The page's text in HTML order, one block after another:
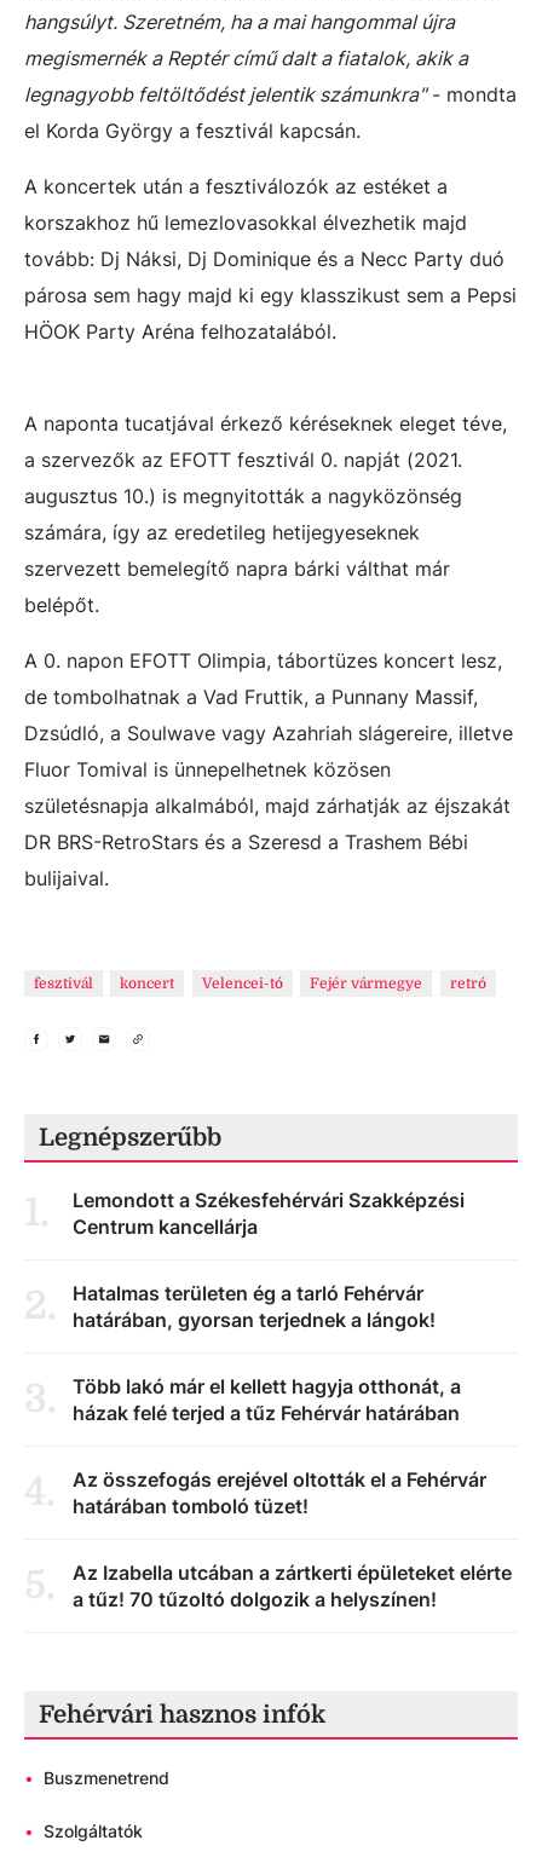
hangsúlyt. Szeretném, ha a mai hangommal újra
megismernék a Reptér című dalt a fiatalok, akik a
legnagyobb feltöltődést jelentik számunkra"- mondta
el Korda György a fesztivál kapcsán.
A koncertek után a fesztiválozók az estéket a
korszakhoz hű lemezlovasokkal élvezhetik majd
tovább: Dj Náksi, Dj Dominique és a Necc Party duó
párosa sem hagy majd ki egy klasszikust sem a Pepsi
HÖOK Party Aréna felhozatalából.
A naponta tucatjával érkező kéréseknek eleget téve,
a szervezők az EFOTT fesztivál 0. napját (2021.
augusztus 10.) is megnyitották a nagyközönség
számára, így az eredetileg hetijegyeseknek
szervezett bemelegítő napra bárki válthat már
belépőt.
A 0. napon EFOTT Olimpia, tábortüzes koncert lesz,
de tombolhatnak a Vad Fruttik, a Punnany Massif,
Dzsúdló, a Soulwave vagy Azahriah slágereire, illetve
Fluor Tomival is ünnepelhetnek közösen
születésnapja alkalmából, majd zárhatják az éjszakát
DR BRS-RetroStars és a Szeresd a Trashem Bébi
bulijaival.
fesztivál koncert Velencei-tó Fejér vármegye retró
Legnépszerűbb
1.
Lemondott a Székesfehérvári Szakképzési
Centrum kancellárja
2.
Hatalmas területen ég a tarló Fehérvár
határában, gyorsan terjednek a lángok!
3.
Több lakó már el kellett hagyja otthonát, a
házak felé terjed a tűz Fehérvár határában
4.
Az összefogás erejével oltották el a Fehérvár
határában tomboló tüzet!
5.
Az Izabella utcában a zártkerti épületeket elérte
a tűz! 70 tűzoltó dolgozik a helyszínen!
Fehérvári hasznos infók
• Buszmenetrend
• Szolgáltatók